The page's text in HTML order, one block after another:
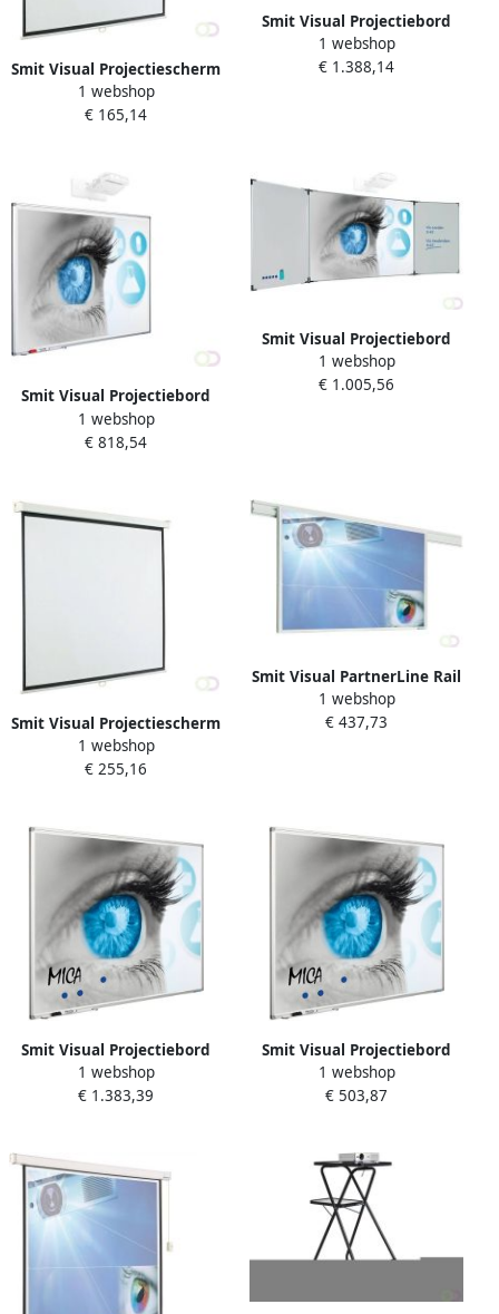
Smit Visual Projectiescherm
handbediend (1:1) 2 kaders
(203 x 203)
1 webshop
€ 165,14
Smit Visual Projectiebord
emailstaal mat wit (16:10)
Extraflat profiel 5-vlaks voor
1 webshop
€ 1.388,14
Smit Visual Projectiebord
emailstaal mat wit (1:1)
softline profiel 8mm voor
1 webshop
€ 818,54
Smit Visual Projectiebord
emailstaal mat wit (16:10)
Extraflat profiel 5-vlaks voor
1 webshop
€ 1.005,56
Smit Visual Projectiescherm
handbediend (16:10) 4
kaders (234 x 146)
1 webshop
€ 255,16
Smit Visual PartnerLine Rail
projectieborden mat wit
beschrijfbaar 1600x1200mm
1 webshop
€ 437,73
Smit Visual Projectiebord
Softline profiel 8mm email
wit MICA projectie (16:10)
1 webshop
€ 1.383,39
Smit Visual Projectiebord
Softline profiel 8mm email
wit MICA projectie (4:3)
1 webshop
€ 503,87